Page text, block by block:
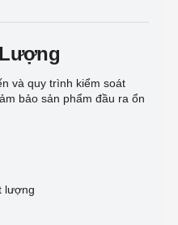
và quy trình kiểm soát
bảo sản phẩm đầu ra ổn
lượng